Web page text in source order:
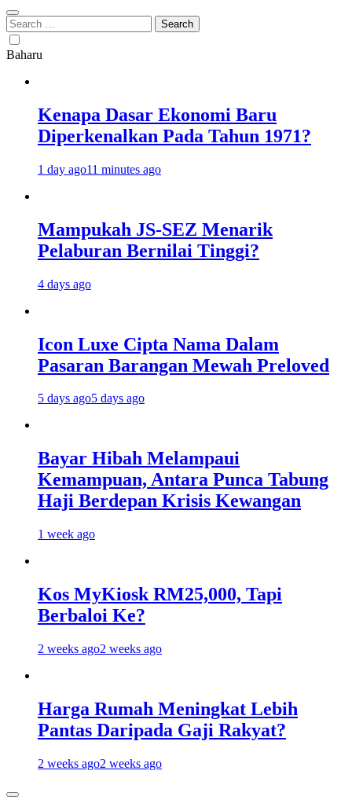
Search
for:
Baharu
Kenapa Dasar Ekonomi Baru
Diperkenalkan Pada Tahun 1971?
1 day ago11 minutes ago
Mampukah JS-SEZ Menarik
Pelaburan Bernilai Tinggi?
4 days ago
Icon Luxe Cipta Nama Dalam
Pasaran Barangan Mewah Preloved
5 days ago5 days ago
Bayar Hibah Melampaui
Kemampuan, Antara Punca Tabung
Haji Berdepan Krisis Kewangan
1 week ago
Kos MyKiosk RM25,000, Tapi
Berbaloi Ke?
2 weeks ago2 weeks ago
Harga Rumah Meningkat Lebih
Pantas Daripada Gaji Rakyat?
2 weeks ago2 weeks ago